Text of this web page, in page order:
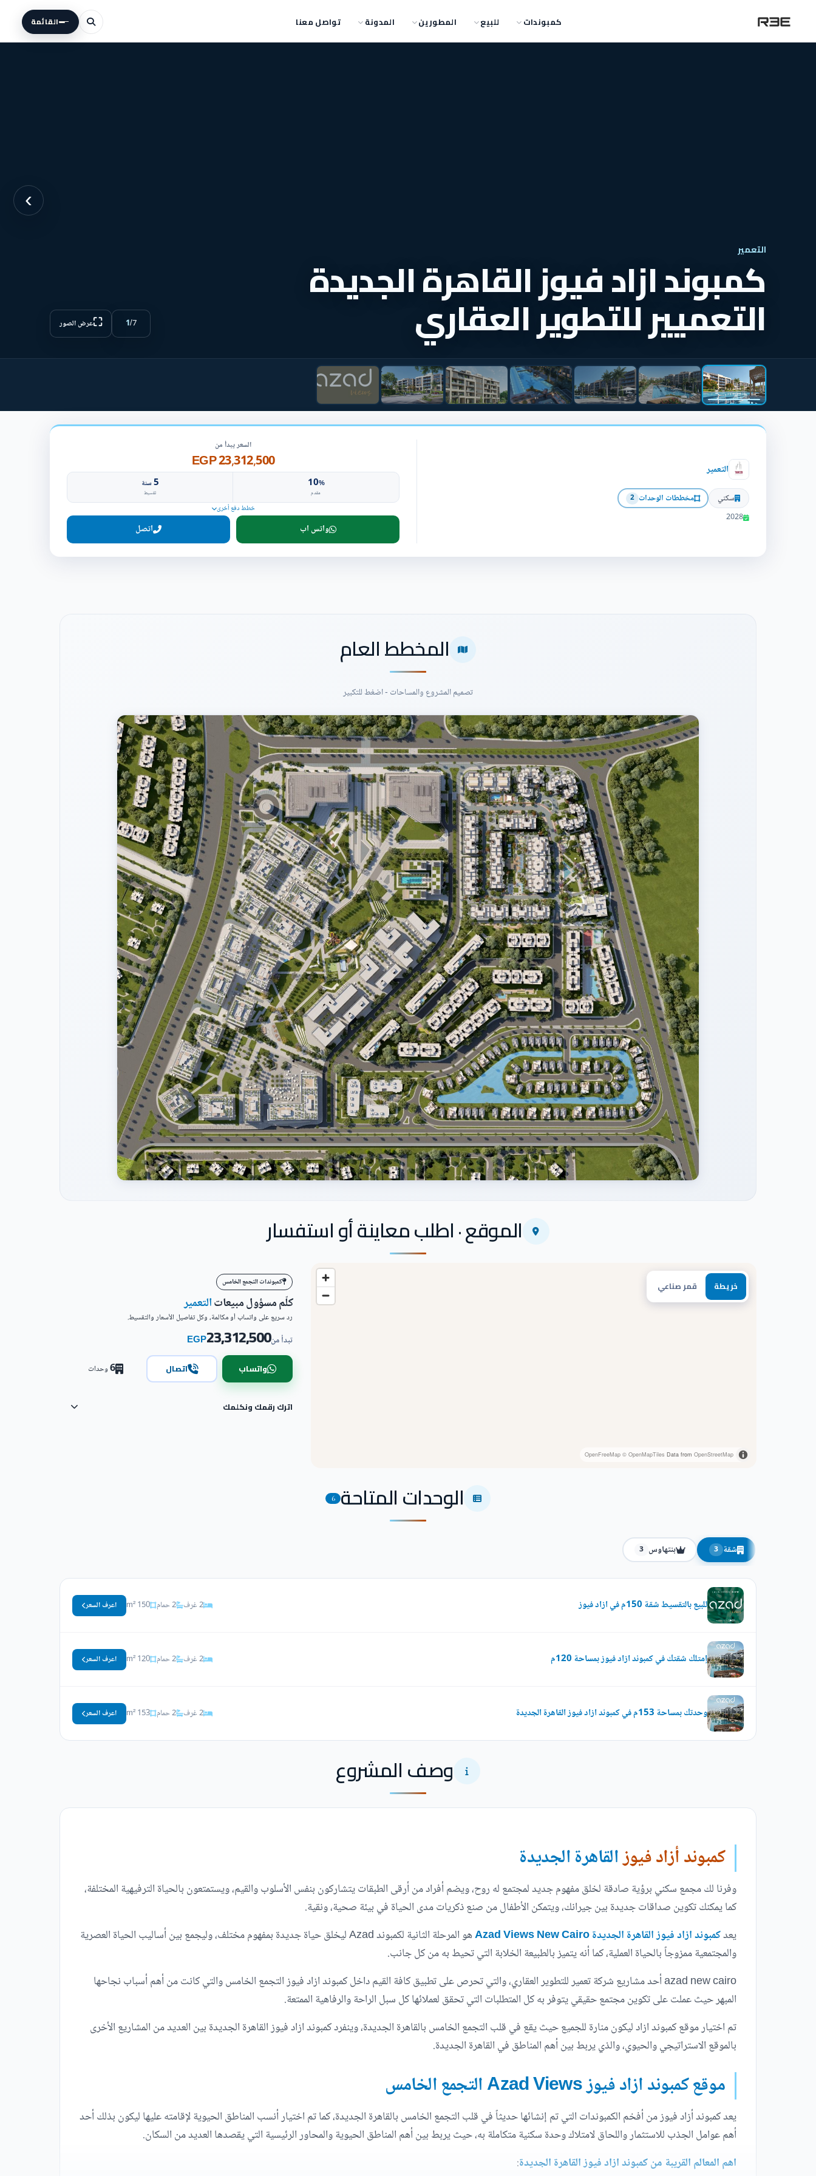
كمبوندات للبيع المطورين المدونة تواصل معنا القائمة
›
التعمير
كمبوند ازاد فيوز القاهرة الجديدة
التعميير للتطوير العقاري 1/7
⛶عرض الصور
التعمير
سكني مخططات الوحدات 2
2028
السعر يبدأ من
23,312,500 EGP
10%
مقدم
5سنة
تقسيط
خطط دفع أخرى
واتس اب اتصل
المخطط العام
تصميم المشروع والمساحات - اضغط للتكبير
الموقع · اطلب معاينة أو استفسار
خريطة قمر صناعي
OpenFreeMap © OpenMapTiles Data from OpenStreetMap
كمبوندات التجمع الخامس
كلّم مسؤول مبيعاتالتعمير
رد سريع على واتساب أو مكالمة، وكل تفاصيل الأسعار والتقسيط.
تبدأ من23,312,500
EGP
واتساب اتصال 6وحدات
اترك رقمك ونكلمك
الوحدات المتاحة 6
شقة 3 بنتهاوس 3
للبيع بالتقسيط شقة 150م في ازاد فيوز 2 غرف 2 حمام 150 m² اعرف السعر
إمتلك شقتك في كمبوند ازاد فيوز بمساحة 120م 2 غرف 2 حمام 120 m² اعرف السعر
وحدتك بمساحة 153م في كمبوند ازاد فيوز القاهرة الجديدة 2 غرف 2 حمام 153 m² اعرف السعر
وصف المشروع
كمبوند أزاد فيوزالقاهرة الجديدة
وفرنا لك مجمع سكني برؤية صادقة لخلق مفهوم جديد لمجتمع له روح، ويضم أفراد من أرقى الطبقات يتشاركون بنفس الأسلوب والقيم، ويستمتعون بالحياة الترفيهية المختلفة،
كما يمكنك تكوين صداقات جديدة بين جيرانك، ويتمكن الأطفال من صنع ذكريات مدى الحياة في بيئة صحية، ونقية.
يعدكمبوند ازاد فيوز القاهرة الجديدة Azad Views New Cairo
هو المرحلة الثانية لكمبوند Azad ليخلق حياة جديدة بمفهوم مختلف، وليجمع بين أساليب الحياة العصرية
والمجتمعية ممزوجاً بالحياة العملية، كما أنه يتميز بالطبيعة الخلابة التي تحيط به من كل جانب.
azad new cairo أحد مشاريع شركة تعمير للتطوير العقاري، والتي تحرص على تطبيق كافة القيم داخل كمبوند ازاد فيوز التجمع الخامس والتي كانت من أهم أسباب نجاحها
المبهر حيث عملت على تكوين مجتمع حقيقي يتوفر به كل المتطلبات التي تحقق لعملائها كل سبل الراحة والرفاهية الممتعة.
تم اختيار موقع كمبوند ازاد ليكون منارة للجميع حيث يقع في قلب التجمع الخامس بالقاهرة الجديدة، وينفرد كمبوند ازاد فيوز القاهرة الجديدة بين العديد من المشاريع الأخرى
بالموقع الاستراتيجي والحيوي، والذي يربط بين أهم المناطق في القاهرة الجديدة.
موقع كمبوند ازاد فيوز Azad Views التجمع الخامس
يعد كمبوند أزاد فيوز من أفخم الكمبوندات التي تم إنشائها حديثاً في قلب التجمع الخامس بالقاهرة الجديدة، كما تم اختيار أنسب المناطق الحيوية لإقامته عليها ليكون بذلك أحد
أهم عوامل الجذب للاستثمار واللحاق لامتلاك وحدة سكنية متكاملة به، حيث يربط بين أهم المناطق الحيوية والمحاور الرئيسية التي يقصدها العديد من السكان.
اهم المعالم القريبة من كمبوند ازاد فيوز القاهرة الجديدة: